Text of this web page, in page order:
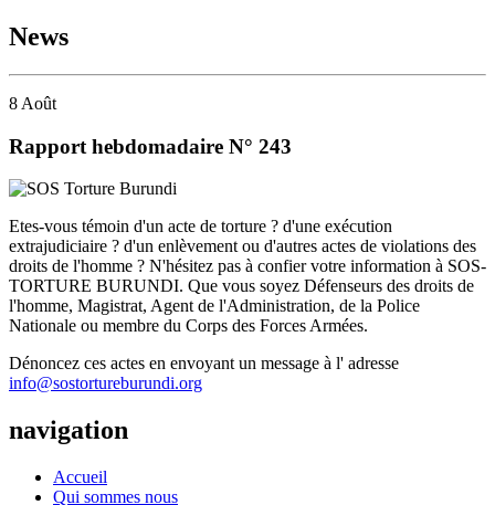
News
8 Août
Rapport hebdomadaire N° 243
Etes-vous témoin d'un acte de torture ? d'une exécution
extrajudiciaire ? d'un enlèvement ou d'autres actes de violations des
droits de l'homme ? N'hésitez pas à confier votre information à SOS-
TORTURE BURUNDI. Que vous soyez Défenseurs des droits de
l'homme, Magistrat, Agent de l'Administration, de la Police
Nationale ou membre du Corps des Forces Armées.
Dénoncez ces actes en envoyant un message à l' adresse
info@sostortureburundi.org
navigation
Accueil
Qui sommes nous